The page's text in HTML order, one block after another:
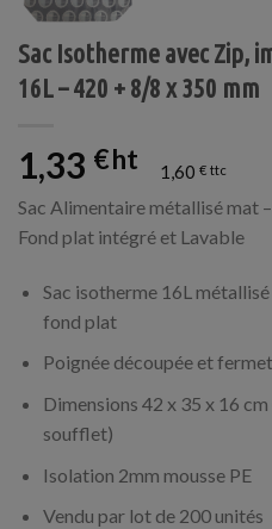
Sac Isotherme avec Zip,
16L – 420 + 8/8 x 350 mm
1,33 € 1,60 €
Sac Alimentaire métallisé mat
Fond plat intégré et Lavable
Sac isotherme 16L
fond plat
Poignée découpée et
Dimensions 42 x 35 x 16
soufflet)
Isolation 2mm mousse PE
Vendu par lot de 200 unités